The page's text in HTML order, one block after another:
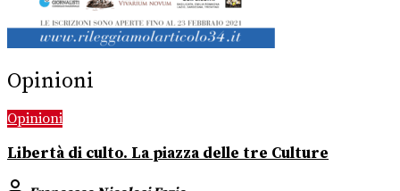
Opinioni
Opinioni
Libertà di culto. La piazza delle tre Culture